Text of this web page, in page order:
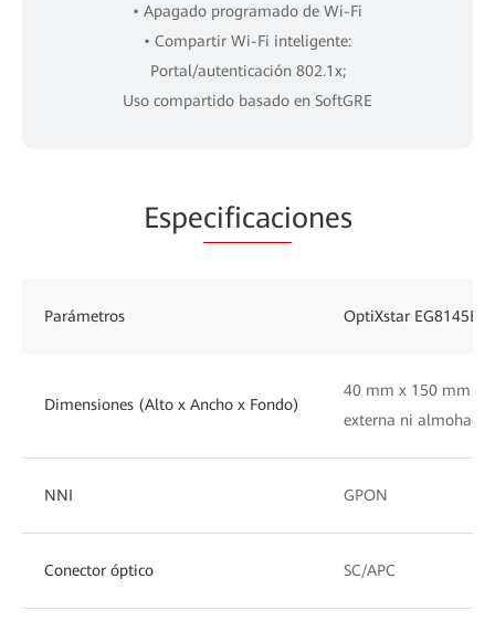
• Apagado programado de Wi-Fi
• Compartir Wi-Fi inteligente:
Portal/autenticación 802.1x;
Uso compartido basado en SoftGRE
Especificaciones
Parámetros OptiXstar
Dimensiones (Alto x Ancho x Fondo)
40 mm x 150 mm x
externa ni
NNI GPON
Conector óptico SC/APC